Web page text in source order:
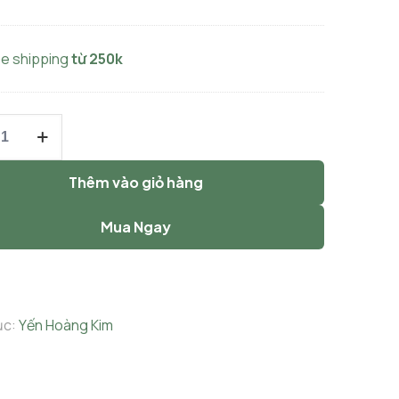
shippingtừ 250k
Thêm vào giỏ hàng
Mua Ngay
Yến Hoàng Kim